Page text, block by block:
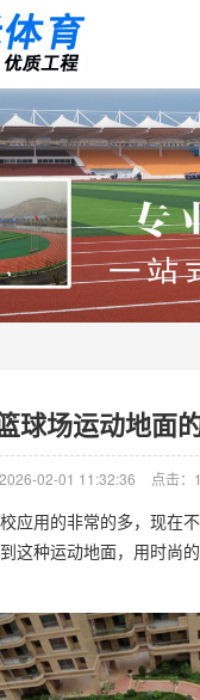
球场运动地面
02-01 11:32:36 点击：
应用的非常的多，现在
这种运动地面，用时尚